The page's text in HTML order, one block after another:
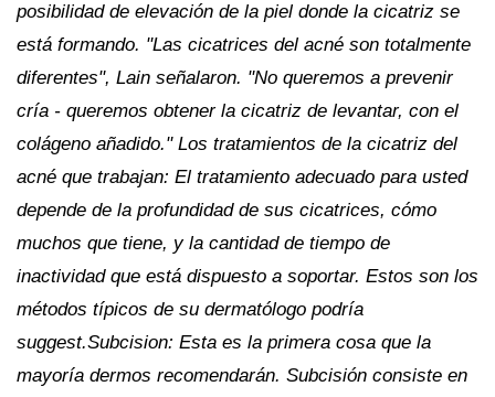
posibilidad de elevación de la piel donde la cicatriz se
está formando. "Las cicatrices del acné son totalmente
diferentes", Lain señalaron. "No queremos a prevenir
cría - queremos obtener la cicatriz de levantar, con el
colágeno añadido." Los tratamientos de la cicatriz del
acné que trabajan: El tratamiento adecuado para usted
depende de la profundidad de sus cicatrices, cómo
muchos que tiene, y la cantidad de tiempo de
inactividad que está dispuesto a soportar. Estos son los
métodos típicos de su dermatólogo podría
suggest.Subcision: Esta es la primera cosa que la
mayoría dermos recomendarán. Subcisión consiste en